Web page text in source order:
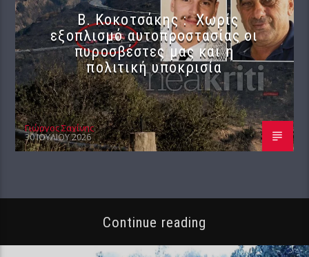
Β. Κοκοτσάκης : Χωρίς
εξοπλισμό αυτοπροστασίας οι
πυροσβέστες μας και η
πολιτική υποκρισία
Γιώργος Σαχίνης
30 ΙΟΥΛΊΟΥ 2026
Continue reading